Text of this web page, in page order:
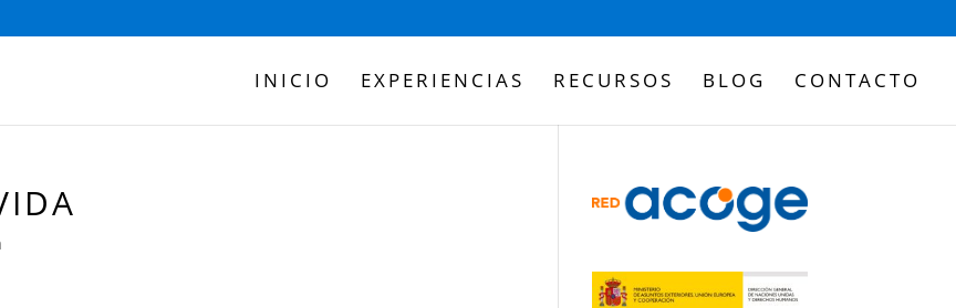
INICIO EXPERIENCIAS RECURSOS BLOG CONTACTO